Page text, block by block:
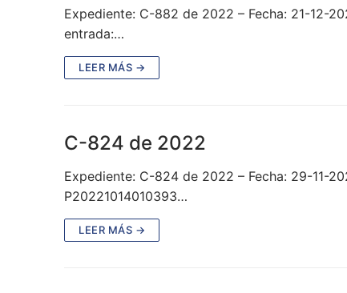
Expediente: C-882 de 2022 – Fecha: 21-12-
entrada:…
LEER MÁS →
C-824 de 2022
Expediente: C-824 de 2022 – Fecha: 29-11-
P20221014010393…
LEER MÁS →